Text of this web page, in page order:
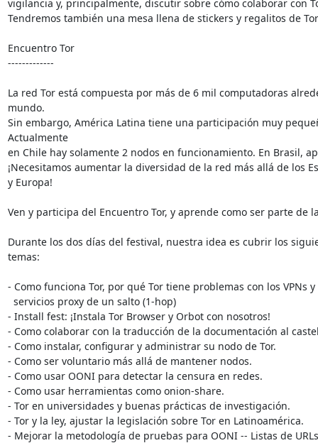
vigilancia y, principalmente, discutir sobre cómo colaborar con
Tendremos también una mesa llena de stickers y regalitos de Tor
Encuentro Tor
-------------
La red Tor está compuesta por más de 6 mil computadoras
mundo.
Sin embargo, América Latina tiene una participación muy
Actualmente
en Chile hay solamente 2 nodos en funcionamiento. En Brasil,
¡Necesitamos aumentar la diversidad de la red más allá de los
y Europa!
Ven y participa del Encuentro Tor, y aprende como ser parte de
Durante los dos días del festival, nuestra idea es cubrir los
temas:
- Como funciona Tor, por qué Tor tiene problemas con los VPNs y
- Install fest: ¡Instala Tor Browser y Orbot con nosotros!
- Como colaborar con la traducción de la documentación al
- Como instalar, configurar y administrar su nodo de Tor.
- Como ser voluntario más allá de mantener nodos.
- Como usar OONI para detectar la censura en redes.
- Como usar herramientas como onion-share.
- Tor en universidades y buenas prácticas de investigación.
- Tor y la ley, ajustar la legislación sobre Tor en Latinoamérica.
- Mejorar la metodología de pruebas para OONI -- Listas de